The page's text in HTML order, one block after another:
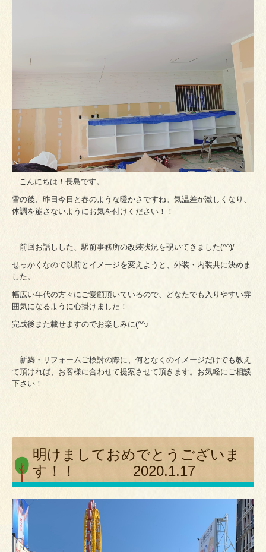
こんにちは！長島です。
雪の後、昨日今日と春のような暖かさですね。気温差が激しくなり、
体調を崩さないようにお気を付けください！！
前回お話しした、駅前事務所の改装状況を覗いてきました(^^)/
せっかくなので以前とイメージを変えようと、外装・内装共に決めま
した。
幅広い年代の方々にご愛顧頂いているので、どなたでも入りやすい雰
囲気になるように心掛けました！
完成後また載せますのでお楽しみに(^^♪
新築・リフォームご検討の際に、何となくのイメージだけでも教え
て頂ければ、お客様に合わせて提案させて頂きます。お気軽にご相談
下さい！
明けましておめでとうございま
す！！ 2020.1.17